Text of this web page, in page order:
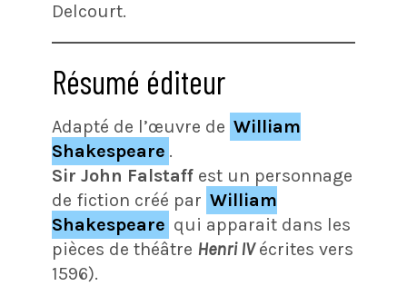
Delcourt.
Résumé éditeur
Adapté de l’œuvre de William
Shakespeare .
Sir John Falstaffest un personnage
de fiction créé par William
Shakespeare qui apparait dans les
pièces de théâtre Henri IVécrites vers
1596).